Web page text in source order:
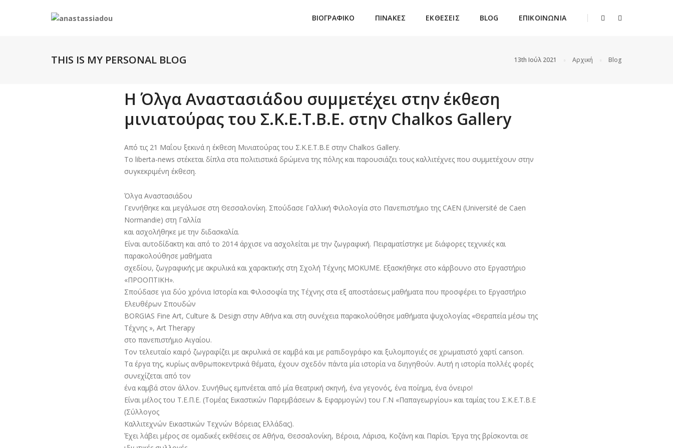
ΒΙΟΓΡΑΦΙΚΟ ΠΙΝΑΚΕΣ ΕΚΘΕΣΕΙΣ BLOG ΕΠΙΚΟΙΝΩΝΙΑ
THIS IS MY PERSONAL BLOG 13th Ιούλ 2021 Αρχική Blog
Η Όλγα Αναστασιάδου συμμετέχει στην έκθεση
μινιατούρας του Σ.Κ.Ε.Τ.Β.Ε. στην Chalkos Gallery
Από τις 21 Μαΐου ξεκινά η έκθεση Μινιατούρας του Σ.Κ.Ε.Τ.Β.Ε στην Chalkos Gallery.
Το liberta-news στέκεται δίπλα στα πολιτιστικά δρώμενα της πόλης και παρουσιάζει τους καλλιτέχνες που συμμετέχουν στην
συγκεκριμένη έκθεση.
Όλγα Αναστασιάδου
Γεννήθηκε και μεγάλωσε στη Θεσσαλονίκη. Σπούδασε Γαλλική Φιλολογία στο Πανεπιστήμιο της CAEN (Université de Caen
Normandie) στη Γαλλία
και ασχολήθηκε με την διδασκαλία.
Είναι αυτοδίδακτη και από το 2014 άρχισε να ασχολείται με την ζωγραφική. Πειραματίστηκε με διάφορες τεχνικές και
παρακολούθησε μαθήματα
σχεδίου, ζωγραφικής με ακρυλικά και χαρακτικής στη Σχολή Τέχνης MOKUME. Eξασκήθηκε στο κάρβουνο στο Εργαστήριo
«ΠΡΟΟΠΤΙΚΗ».
Σπούδασε για δύο χρόνια Ιστορία και Φιλοσοφία της Τέχνης στα εξ αποστάσεως μαθήματα που προσφέρει το Εργαστήριο
Ελευθέρων Σπουδών
BORGIAS Fine Art, Culture & Design στην Αθήνα και στη συνέχεια παρακολούθησε μαθήματα ψυχολογίας «Θεραπεία μέσω της
Τέχνης », Art Therapy
στο πανεπιστήμιο Αιγαίου.
Τον τελευταίο καιρό ζωγραφίζει με ακρυλικά σε καμβά και με ραπιδογράφο και ξυλομπογιές σε χρωματιστό χαρτί canson.
Τα έργα της, κυρίως ανθρωποκεντρικά θέματα, έχουν σχεδόν πάντα μία ιστορία να διηγηθούν. Αυτή η ιστορία πολλές φορές
συνεχίζεται από τον
ένα καμβά στον άλλον. Συνήθως εμπνέεται από μία θεατρική σκηνή, ένα γεγονός, ένα ποίημα, ένα όνειρο!
Είναι μέλος του Τ.Ε.Π.Ε. (Τομέας Εικαστικών Παρεμβάσεων & Εφαρμογών) του Γ.Ν «Παπαγεωργίου» και ταμίας του Σ.Κ.Ε.Τ.Β.Ε
(Σύλλογος
Καλλιτεχνών Εικαστικών Τεχνών Βόρειας Ελλάδας).
Έχει λάβει μέρος σε ομαδικές εκθέσεις σε Αθήνα, Θεσσαλονίκη, Βέροια, Λάρισα, Κοζάνη και Παρίσι. Έργα της βρίσκονται σε